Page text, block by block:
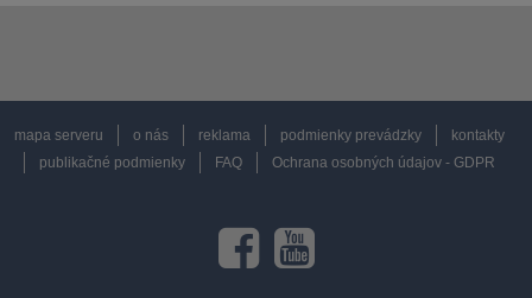
mapa serveru o nás reklama podmienky prevádzky
kontakty
publikačné podmienky
FAQ Ochrana osobných údajov - GDPR